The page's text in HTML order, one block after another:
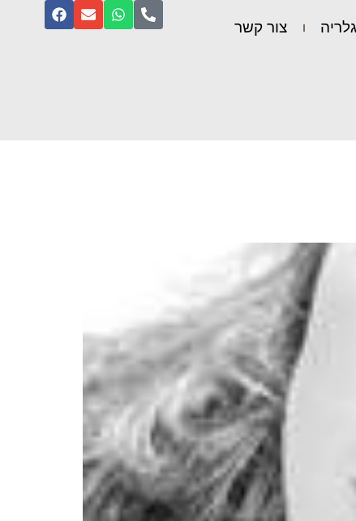
גלריה צור קשר